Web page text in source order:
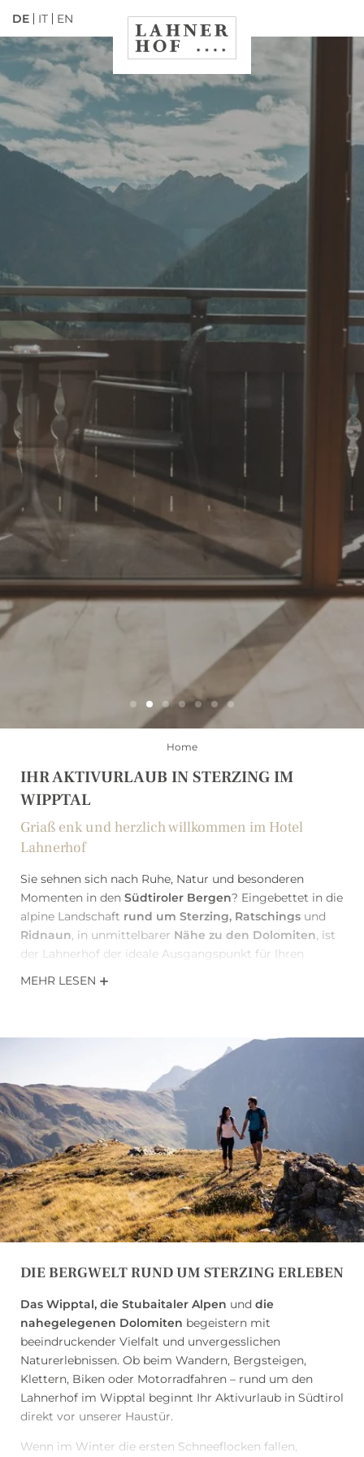
DE IT EN
WILLKOMMEN IM
LAHNERHOF!
ANGEBOTE SÜDTIROL ERLEBEN
Wellness & Relax
Aktiv in Südtirol
IT EN
Home
IHR AKTIVURLAUB IN STERZING IM
WIPPTAL
Griaß enk und herzlich willkommen im Hotel
Lahnerhof
Sie sehnen sich nach Ruhe, Natur und besonderen
Momenten in den Südtiroler Bergen? Eingebettet in die
alpine Landschaft rund um Sterzing, Ratschings und
Ridnaun, in unmittelbarer Nähe zu den Dolomiten, ist
der Lahnerhof der ideale Ausgangspunkt für Ihren
im Wipptal, genießen Sie bei uns komfortables Wohnen
inklusive Spa Bereich in entspannter Atmosphäre und
Als Gastgeberfamilie Mair freuen wir uns darauf, Sie
im Lahnerhof willkommen zu heißen und Ihren Urlaub
mit echter Südtiroler Herzlichkeit zu bereichern.
MEHR LESEN
DIE BERGWELT RUND UM STERZING ERLEBEN
Das Wipptal, die Stubaitaler Alpen und die
nahegelegenen Dolomiten begeistern mit
beeindruckender Vielfalt und unvergesslichen
Naturerlebnissen. Ob beim Wandern, Bergsteigen,
Klettern, Biken oder Motorradfahren – rund um den
Lahnerhof im Wipptal beginnt Ihr Aktivurlaub in Südtirol
direkt vor unserer Haustür.
Wenn im Winter die ersten Schneeflocken fallen,